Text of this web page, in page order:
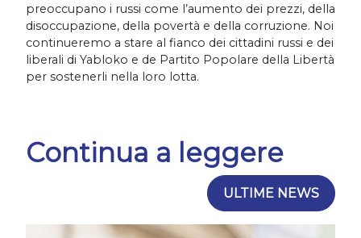
preoccupano i russi come l’aumento dei prezzi, della
disoccupazione, della povertà e della corruzione. Noi
continueremo a stare al fianco dei cittadini russi e dei
liberali di Yabloko e de Partito Popolare della Libertà
per sostenerli nella loro lotta.
Continua a leggere
ULTIME NEWS